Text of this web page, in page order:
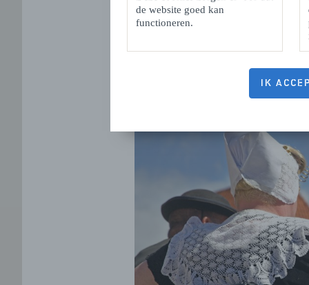
de website goed kan
functioneren.
IK